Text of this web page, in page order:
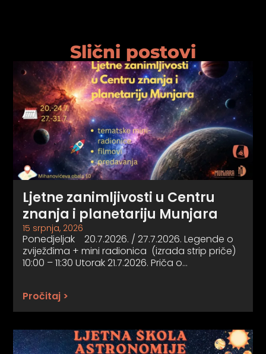
Slični postovi
Ljetne zanimljivosti u Centru
znanja i planetariju Munjara
15 srpnja, 2026
Ponedjeljak 20.7.2026. / 27.7.2026. Legende o
zviježđima + mini radionica (izrada strip priče)
10:00 – 11:30 Utorak 21.7.2026. Priča o…
Pročitaj >